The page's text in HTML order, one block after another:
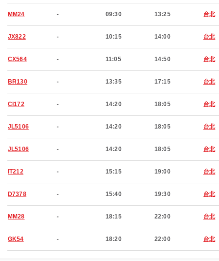
MM24 - 09:30 13:25 台北
JX822 - 10:15 14:00 台北
CX564 - 11:05 14:50 台北
BR130 - 13:35 17:15 台北
CI172 - 14:20 18:05 台北
JL5106 - 14:20 18:05 台北
JL5106 - 14:20 18:05 台北
IT212 - 15:15 19:00 台北
D7378 - 15:40 19:30 台北
MM28 - 18:15 22:00 台北
GK54 - 18:20 22:00 台北